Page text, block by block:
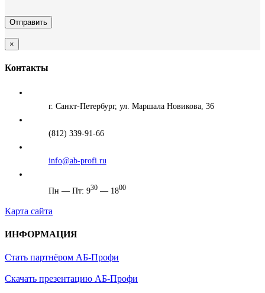
×
Контакты
г. Санкт-Петербург, ул. Маршала Новикова, 36
(812) 339-91-66
info@ab-profi.ru
Пн — Пт: 930— 1800
Карта сайта
ИНФОРМАЦИЯ
Стать партнёром АБ-Профи
Скачать презентацию АБ-Профи